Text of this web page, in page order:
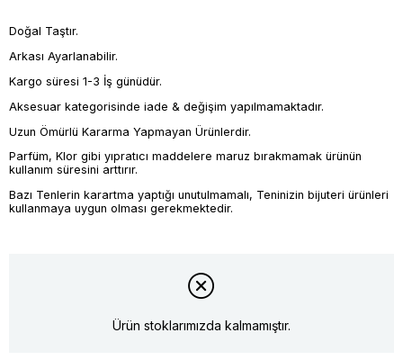
Doğal Taştır.
Arkası Ayarlanabilir.
Kargo süresi 1-3 İş günüdür.
Aksesuar kategorisinde iade & değişim yapılmamaktadır.
Uzun Ömürlü Kararma Yapmayan Ürünlerdir.
Parfüm, Klor gibi yıpratıcı maddelere maruz bırakmamak ürünün
kullanım süresini arttırır.
Bazı Tenlerin karartma yaptığı unutulmamalı, Teninizin bijuteri ürünleri
kullanmaya uygun olması gerekmektedir.
Ürün stoklarımızda kalmamıştır.